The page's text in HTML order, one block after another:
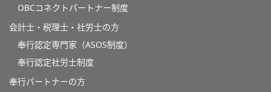
OBCコネクトパートナー制度
会計士・税理士・社労士の方
奉行認定専門家（ASOS制度）
奉行認定社労士制度
奉行パートナーの方